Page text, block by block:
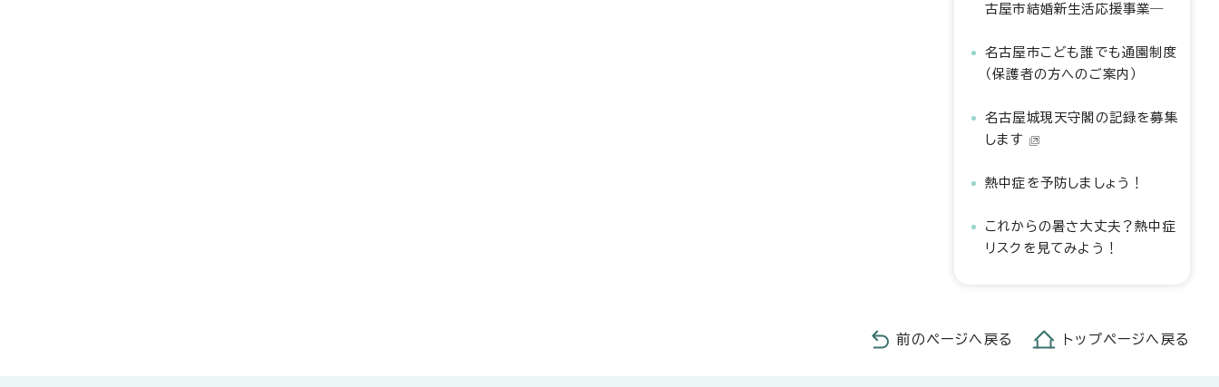
古屋市結婚新生活応援事業―
名古屋市こども誰でも通園制度
（保護者の方へのご案内）
名古屋城現天守閣の記録を募集
します
熱中症を予防しましょう！
これからの暑さ大丈夫？熱中症
リスクを見てみよう！
前のページへ戻る トップページへ戻る